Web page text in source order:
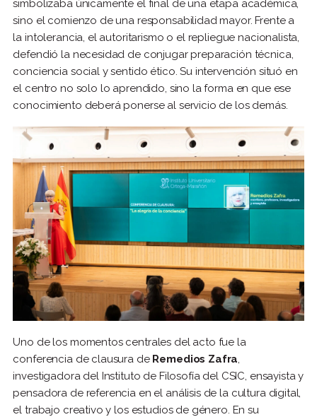
simbolizaba únicamente el final de una etapa académica,
sino el comienzo de una responsabilidad mayor. Frente a
la intolerancia, el autoritarismo o el repliegue nacionalista,
defendió la necesidad de conjugar preparación técnica,
conciencia social y sentido ético. Su intervención situó en
el centro no solo lo aprendido, sino la forma en que ese
conocimiento deberá ponerse al servicio de los demás.
Uno de los momentos centrales del acto fue la
conferencia de clausura de Remedios Zafra
investigadora del Instituto de Filosofía del CSIC, ensayista y
pensadora de referencia en el análisis de la cultura digital,
el trabajo creativo y los estudios de género. En su